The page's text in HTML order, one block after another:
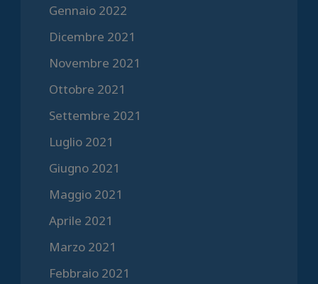
Gennaio 2022
Dicembre 2021
Novembre 2021
Ottobre 2021
Settembre 2021
Luglio 2021
Giugno 2021
Maggio 2021
Aprile 2021
Marzo 2021
Febbraio 2021